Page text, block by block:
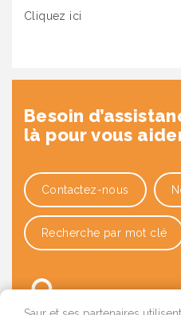
Cliquez ici
Besoin
là pour vous
Contactez-nous
Recherche par mot clé